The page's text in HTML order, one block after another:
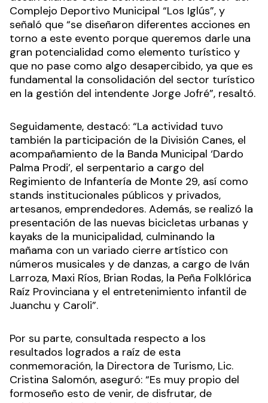
Complejo Deportivo Municipal “Los Iglús”, y
señaló que “se diseñaron diferentes acciones en
torno a este evento porque queremos darle una
gran potencialidad como elemento turístico y
que no pase como algo desapercibido, ya que es
fundamental la consolidación del sector turístico
en la gestión del intendente Jorge Jofré”, resaltó.
Seguidamente, destacó: “La actividad tuvo
también la participación de la División Canes, el
acompañamiento de la Banda Municipal ‘Dardo
Palma Prodi’, el serpentario a cargo del
Regimiento de Infantería de Monte 29, así como
stands institucionales públicos y privados,
artesanos, emprendedores. Además, se realizó la
presentación de las nuevas bicicletas urbanas y
kayaks de la municipalidad, culminando la
mañama con un variado cierre artístico con
números musicales y de danzas, a cargo de Iván
Larroza, Maxi Ríos, Brian Rodas, la Peña Folklórica
Raíz Provinciana y el entretenimiento infantil de
Juanchu y Caroli”.
Por su parte, consultada respecto a los
resultados logrados a raíz de esta
conmemoración, la Directora de Turismo, Lic.
Cristina Salomón, aseguró: “Es muy propio del
formoseño esto de venir, de disfrutar, de